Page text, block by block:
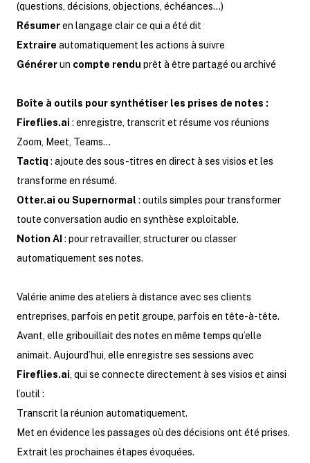
(questions, décisions, objections, échéances…)
Résumeren langage clair ce qui a été dit
Extraire automatiquement les actions à suivre
Générerun compte rendu prêt à être partagé ou archivé
Boîte à outils pour synthétiser les prises de notes :
Fireflies.ai : enregistre, transcrit et résume vos réunions
Zoom, Meet, Teams…
Tactiq : ajoute des sous-titres en direct à ses visios et les
transforme en résumé.
Otter.ai ou Supernormal : outils simples pour transformer
toute conversation audio en synthèse exploitable.
Notion AI : pour retravailler, structurer ou classer
automatiquement ses notes.
Valérie anime des ateliers à distance avec ses clients
entreprises, parfois en petit groupe, parfois en tête-à-tête.
Avant, elle gribouillait des notes en même temps qu’elle
animait. Aujourd’hui, elle enregistre ses sessions avec
Fireflies.ai, qui se connecte directement à ses visios et ainsi
l’outil :
Transcrit la réunion automatiquement.
Met en évidence les passages où des décisions ont été prises.
Extrait les prochaines étapes évoquées.